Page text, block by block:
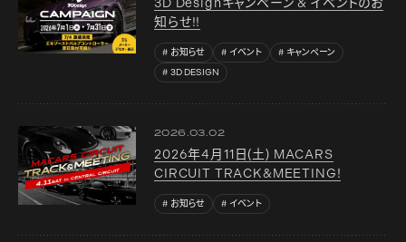
3D Designキャンペーン & イベントのお
知らせ!!
お知らせ イベント
キャンペーン
3D DESIGN
2026.03.02
2026年4月11日(土) MACARS
CIRCUIT TRACK&MEETING!
お知らせ イベント